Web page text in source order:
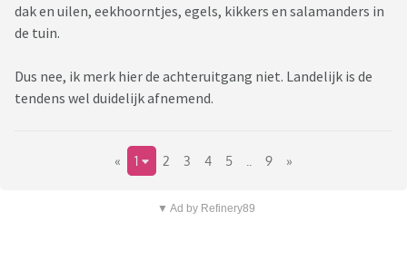
dak en uilen, eekhoorntjes, egels, kikkers en salamanders in
de tuin.
Dus nee, ik merk hier de achteruitgang niet. Landelijk is de
tendens wel duidelijk afnemend.
« 1 2 3 4 5 9 »
▼ Ad by Refinery89